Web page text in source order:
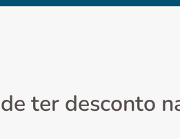
ter desconto